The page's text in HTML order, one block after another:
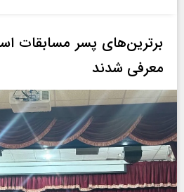
برترین‌های پسر مسابقات
معرفی شدند